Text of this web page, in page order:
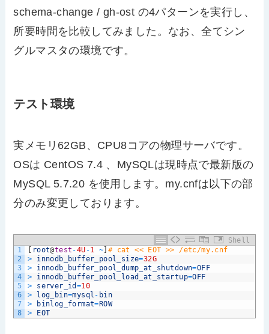
schema-change / gh-ost の4パターンを実行し、
所要時間を比較してみました。なお、全てシン
グルマスタの環境です。
テスト環境
実メモリ62GB、CPU8コアの物理サーバです。
OSは CentOS 7.4 、MySQLは現時点で最新版の
MySQL 5.7.20 を使用します。my.cnfは以下の部
分のみ変更しております。
Shell
1
2
3
4
5
6
7
8
[ root@test -4U -1 ~] # cat << EOT >> /etc/my.cnf
>
innodb_buffer_pool_size=32G
>
innodb_buffer_pool_dump_at_shutdown=OFF
>
innodb_buffer_pool_load_at_startup=OFF
>
server_id =10
>
log_bin=mysql - bin
>
binlog_format=ROW
>
EOT